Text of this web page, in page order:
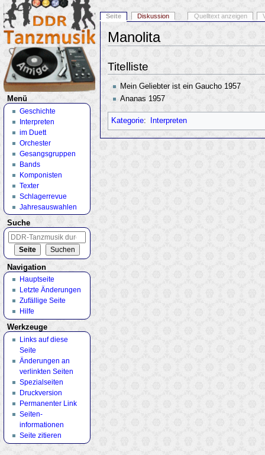
Manolita
Titelliste
Mein Geliebter ist ein Gaucho 1957
Ananas 1957
Kategorie: Interpreten
Seite Diskussion Quelltext anzeigen
Menü
Geschichte
Interpreten
im Duett
Orchester
Gesangsgruppen
Bands
Komponisten
Texter
Schlagerrevue
Jahresauswahlen
Suche
Navigation
Hauptseite
Letzte Änderungen
Zufällige Seite
Hilfe
Werkzeuge
Links auf diese
Seite
Änderungen an
verlinkten Seiten
Spezialseiten
Druckversion
Permanenter Link
Seiten­
informationen
Seite zitieren